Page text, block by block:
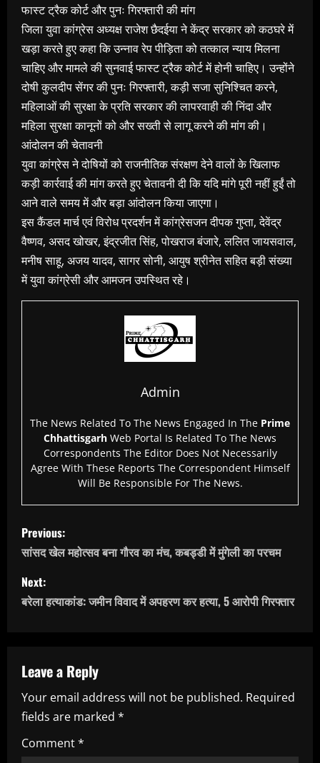
फास्ट ट्रैक कोर्ट और पुनः गिरफ्तारी की मांग
जिला युवा कांग्रेस अध्यक्ष राजेश छैदईया ने केंद्र सरकार को कठघरे में
खड़ा करते हुए कहा कि उन्नाव रेप पीड़िता को तत्काल न्याय मिलना
चाहिए और मामले की सुनवाई फास्ट ट्रैक कोर्ट में होनी चाहिए। उन्होंने
दोषी कुलदीप सेंगर की पुनः गिरफ्तारी, कड़ी सजा सुनिश्चित करने,
महिलाओं की सुरक्षा के प्रति सरकार की लापरवाही की निंदा और
महिला सुरक्षा कानूनों को और सख्ती से लागू करने की मांग की।
आंदोलन की चेतावनी
युवा कांग्रेस ने दोषियों को राजनीतिक संरक्षण देने वालों के खिलाफ
कड़ी कार्रवाई की मांग करते हुए चेतावनी दी कि यदि मांगे पूरी नहीं हुईं तो
आने वाले समय में और बड़ा आंदोलन किया जाएगा।
इस कैंडल मार्च एवं विरोध प्रदर्शन में कांग्रेसजन दीपक गुप्ता, देवेंद्र
वैष्णव, असद खोखर, इंद्रजीत सिंह, पोखराज बंजारे, ललित जायसवाल,
मनीष साहू, अजय यादव, सागर सोनी, आयुष श्रीनेत सहित बड़ी संख्या
में युवा कांग्रेसी और आमजन उपस्थित रहे।
Admin
The News Related To The News Engaged In The Prime
Chhattisgarh Web Portal Is Related To The News
Correspondents The Editor Does Not Necessarily
Agree With These Reports The Correspondent Himself
Will Be Responsible For The News.
P
o
s
t
a
v
i
Previous:
सांसद खेल महोत्सव बना गौरव का मंच, कबड्डी में मुंगेली का परचम
Next:
बरेला हत्याकांड: जमीन विवाद में अपहरण कर हत्या, 5 आरोपी गिरफ्तार
Leave a Reply
Your email address will not be published. Required
fields are marked *
Comment*